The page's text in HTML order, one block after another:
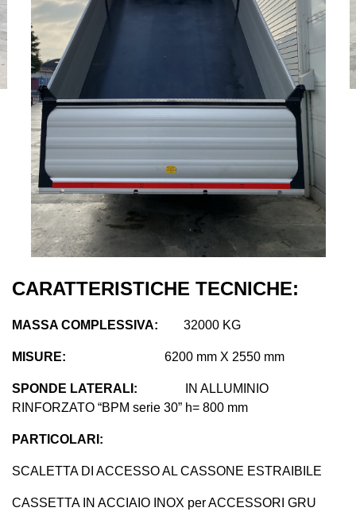
CARATTERISTICHE TECNICHE:
MASSA COMPLESSIVA: 32000 KG
MISURE: 6200 mm X 2550 mm
SPONDE LATERALI:
IN ALLUMINIO
RINFORZATO “BPM serie 30” h= 800 mm
PARTICOLARI:
SCALETTA DI ACCESSO AL CASSONE ESTRAIBILE
CASSETTA IN ACCIAIO INOX per ACCESSORI GRU